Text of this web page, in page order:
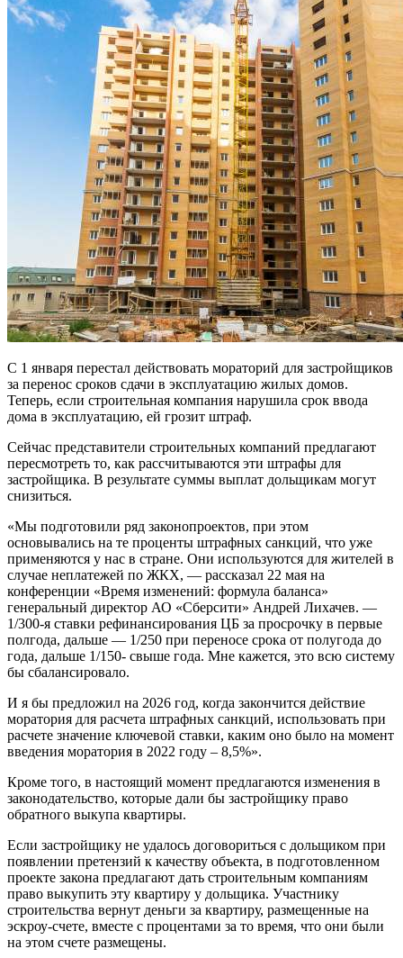
С 1 января перестал действовать мораторий для застройщиков
за перенос сроков сдачи в эксплуатацию жилых домов.
Теперь, если строительная компания нарушила срок ввода
дома в эксплуатацию, ей грозит штраф.
Сейчас представители строительных компаний предлагают
пересмотреть то, как рассчитываются эти штрафы для
застройщика. В результате суммы выплат дольщикам могут
снизиться.
«Мы подготовили ряд законопроектов, при этом
основывались на те проценты штрафных санкций, что уже
применяются у нас в стране. Они используются для жителей в
случае неплатежей по ЖКХ, — рассказал 22 мая на
конференции «Время изменений: формула баланса»
генеральный директор АО «Сберсити» Андрей Лихачев. —
1/300-я ставки рефинансирования ЦБ за просрочку в первые
полгода, дальше — 1/250 при переносе срока от полугода до
года, дальше 1/150- свыше года. Мне кажется, это всю систему
бы сбалансировало.
И я бы предложил на 2026 год, когда закончится действие
моратория для расчета штрафных санкций, использовать при
расчете значение ключевой ставки, каким оно было на момент
введения моратория в 2022 году – 8,5%».
Кроме того, в настоящий момент предлагаются изменения в
законодательство, которые дали бы застройщику право
обратного выкупа квартиры.
Если застройщику не удалось договориться с дольщиком при
появлении претензий к качеству объекта, в подготовленном
проекте закона предлагают дать строительным компаниям
право выкупить эту квартиру у дольщика. Участнику
строительства вернут деньги за квартиру, размещенные на
эскроу-счете, вместе с процентами за то время, что они были
на этом счете размещены.